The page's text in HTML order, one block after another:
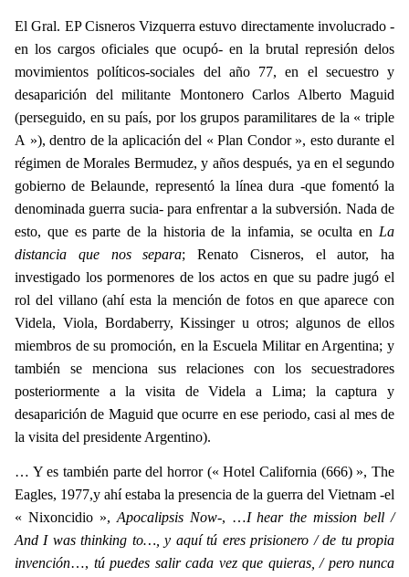
El Gral. EP Cisneros Vizquerra estuvo directamente involucrado -
en los cargos oficiales que ocupó- en la brutal represión delos
movimientos políticos-sociales del año 77, en el secuestro y
desaparición del militante Montonero Carlos Alberto Maguid
(perseguido, en su país, por los grupos paramilitares de la « triple
A »), dentro de la aplicación del « Plan Condor », esto durante el
régimen de Morales Bermudez, y años después, ya en el segundo
gobierno de Belaunde, representó la línea dura -que fomentó la
denominada guerra sucia- para enfrentar a la subversión. Nada de
esto, que es parte de la historia de la infamia, se oculta en La
distancia que nos separa; Renato Cisneros, el autor, ha
investigado los pormenores de los actos en que su padre jugó el
rol del villano (ahí esta la mención de fotos en que aparece con
Videla, Viola, Bordaberry, Kissinger u otros; algunos de ellos
miembros de su promoción, en la Escuela Militar en Argentina; y
también se menciona sus relaciones con los secuestradores
posteriormente a la visita de Videla a Lima; la captura y
desaparición de Maguid que ocurre en ese periodo, casi al mes de
la visita del presidente Argentino).
… Y es también parte del horror (« Hotel California (666) », The
Eagles, 1977,y ahí estaba la presencia de la guerra del Vietnam -el
« Nixoncidio »,Apocalipsis Now-, …I hear the mission bell /
And I was thinking to…, y aquí tú eres prisionero / de tu propia
invención…, tú puedes salir cada vez que quieras, / pero nunca